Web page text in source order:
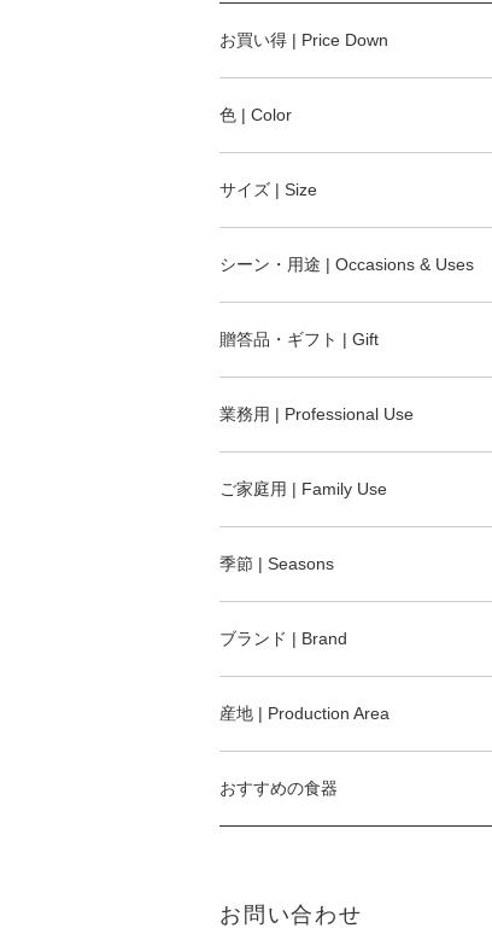
お買い得 | Price Down
色 | Color
サイズ | Size
シーン・用途 | Occasions & Uses
贈答品・ギフト | Gift
業務用 | Professional Use
ご家庭用 | Family Use
季節 | Seasons
ブランド | Brand
産地 | Production Area
おすすめの食器
お問い合わせ